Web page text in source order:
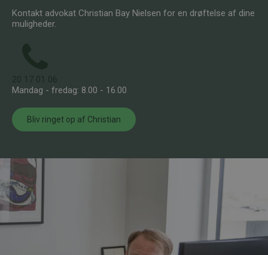
Kontakt advokat Christian Bay Nielsen for en drøftelse af dine
muligheder.
Mandag - fredag: 8.00 - 16.00
Bliv ringet op af Christian